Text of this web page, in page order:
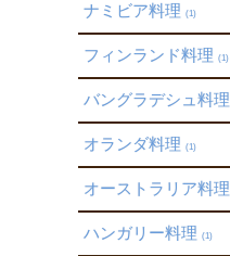
ナミビア料理 (1)
フィンランド料理 (1)
バングラデシュ料理
オランダ料理 (1)
オーストラリア料理
ハンガリー料理 (1)